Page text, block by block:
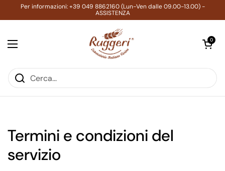
Passa ai contenuti
Per informazioni: +39 049 8862160 (Lun-Ven dalle 09.00-13.00) -
ASSISTENZA
Apri menu
Apri carrello
0
Termini e condizioni del
servizio